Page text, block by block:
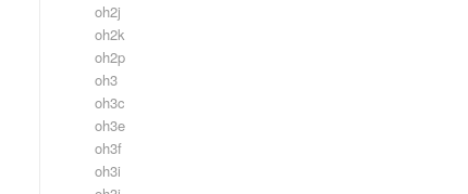
oh2j
oh2k
oh2p
oh3
oh3c
oh3e
oh3f
oh3i